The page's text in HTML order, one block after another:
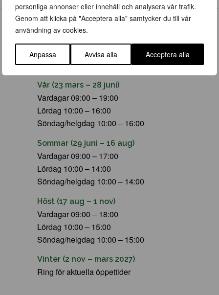
personliga annonser eller innehåll och analysera vår trafik.
Genom att klicka på "Acceptera alla" samtycker du till vår
användning av cookies.
Anpassa Avvisa alla Acceptera alla
ÖPPETTIDER
Vår (23 mars – 28 juni)
Vardagar 09:00 – 19:00
Lördag 10:00 – 16:00
Söndag/helgdag 10:00 – 16:00
Sommar (29 juni – 16 aug)
Vardagar 09:00 – 17:00
Lördag 10:00 – 14:00
Söndag/helgdag 10:00 – 14:00
Höst (17 aug – 1 nov)
Vardagar 09:00 – 18:00
Lördag 10:00 – 15:00
Söndag/helgdag 10:00 – 15:00
Vinter (2 nov – mars 2027)
Ring för aktuella öppettider